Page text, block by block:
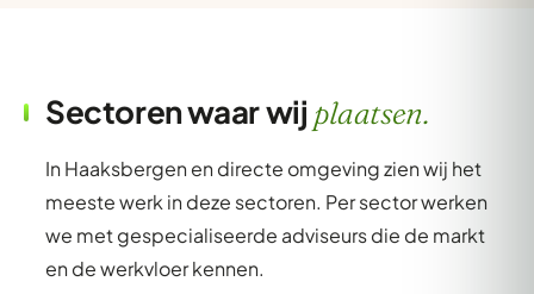
Sectoren waar wij plaatsen.
In Haaksbergen en directe omgeving zien wij het
meeste werk in deze sectoren. Per sector werken
we met gespecialiseerde adviseurs die de markt
en de werkvloer kennen.